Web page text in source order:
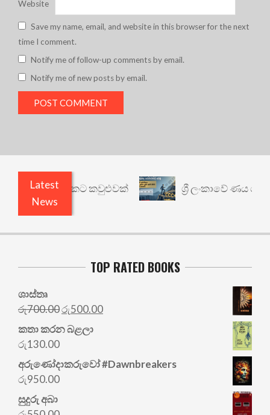
Website
Save my name, email, and website in this browser for the next
time I comment.
Notify me of follow-up comments by email.
Notify me of new posts by email.
Latest
News
යථාර්ථයකට කවුළුවක් ශ්‍රී ලංකාවේ ණය
TOP RATED BOOKS
ශාස්තෘ
රු700.00Original
price
was:
රු500.00Current
කතා කරන බළලා
රු130.00
අරු‍ණෝදාකරුවෝ #Dawnbreakers
රු950.00
සුදුරු අබා